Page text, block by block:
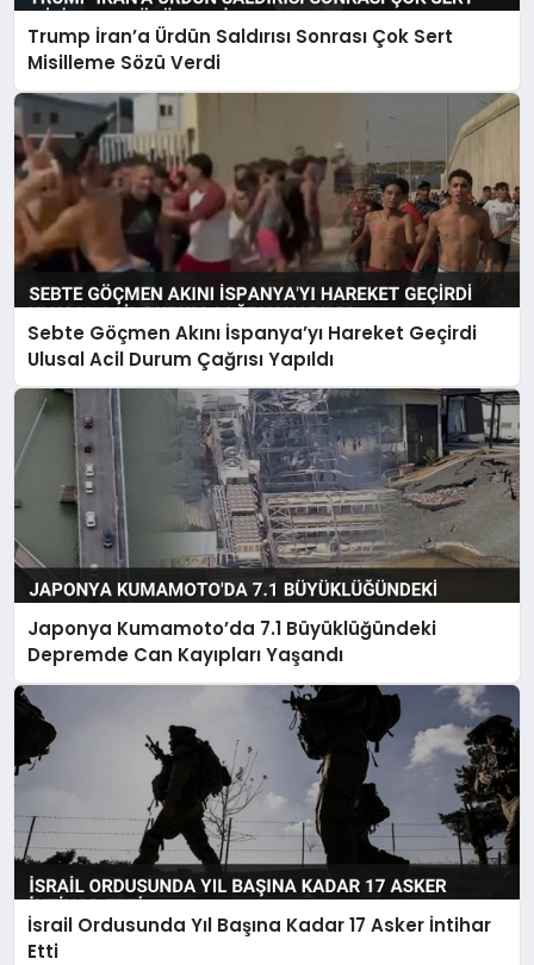
Trump İran’a Ürdün Saldırısı Sonrası Çok Sert
Misilleme Sözü Verdi
Sebte Göçmen Akını İspanya’yı Hareket Geçirdi
Ulusal Acil Durum Çağrısı Yapıldı
Japonya Kumamoto’da 7.1 Büyüklüğündeki
Depremde Can Kayıpları Yaşandı
İsrail Ordusunda Yıl Başına Kadar 17 Asker İntihar
Etti